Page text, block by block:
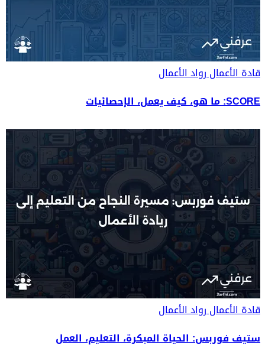
قادة الأعمالرواد الأعمال
SCORE: ما هو، كيف يعمل، الإحصائيات
قادة الأعمالرواد الأعمال
ستيف فوربس: الحياة المبكرة، التعليم، العمل